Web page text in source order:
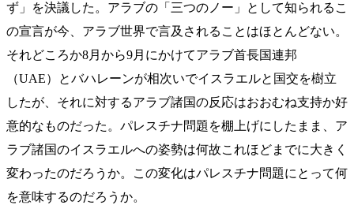
ず」を決議した。アラブの「三つのノー」として知られるこ
の宣言が今、アラブ世界で言及されることはほとんどない。
それどころか8月から9月にかけてアラブ首長国連邦
（UAE）とバハレーンが相次いでイスラエルと国交を樹立
したが、それに対するアラブ諸国の反応はおおむね支持か好
意的なものだった。パレスチナ問題を棚上げにしたまま、ア
ラブ諸国のイスラエルへの姿勢は何故これほどまでに大きく
変わったのだろうか。この変化はパレスチナ問題にとって何
を意味するのだろうか。